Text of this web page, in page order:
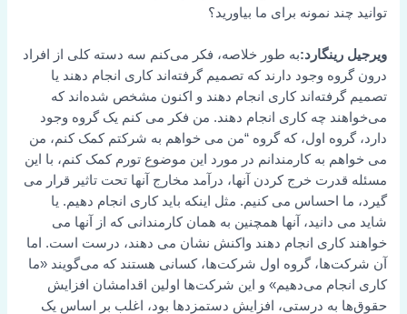
توانید چند نمونه برای ما بیاورید؟
ویرجیل رینگارد:به طور خلاصه، فکر می‌کنم سه دسته کلی از افراد
درون گروه وجود دارند که تصمیم گرفته‌اند کاری انجام دهند یا
تصمیم گرفته‌اند کاری انجام دهند و اکنون مشخص شده‌اند که
می‌خواهند چه کاری انجام دهند. من فکر می کنم یک گروه وجود
دارد، گروه اول، که گروه “من می خواهم به شرکتم کمک کنم، من
می خواهم به کارمندانم در مورد این موضوع تورم کمک کنم، با این
مسئله قدرت خرج کردن آنها، درآمد مخارج آنها تحت تاثیر قرار می
گیرد، ما احساس می کنیم. مثل اینکه باید کاری انجام دهیم. یا
شاید می دانید، آنها همچنین به همان کارمندانی که از آنها می
خواهند کاری انجام دهند واکنش نشان می دهند، درست است. اما
آن شرکت‌ها، گروه اول شرکت‌ها، کسانی هستند که می‌گویند «ما
کاری انجام می‌دهیم» و این شرکت‌ها اولین اقدامشان افزایش
حقوق‌ها به درستی، افزایش دستمزدها بود، اغلب بر اساس یک